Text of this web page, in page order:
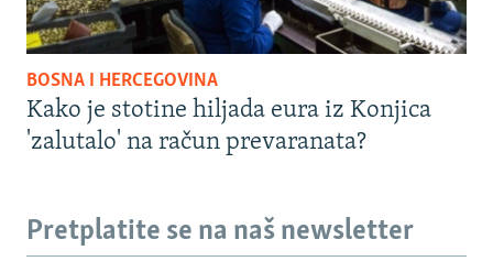
BOSNA I HERCEGOVINA
Kako je stotine hiljada eura iz Konjica
'zalutalo' na račun prevaranata?
Pretplatite se na naš newsletter